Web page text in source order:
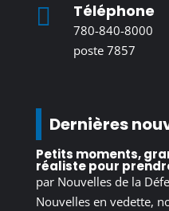
 Téléphone
780-840-8000
poste 7857
Dernières
Petits moments,
réaliste pour
par Nouvelles de la
Nouvelles en vedette,